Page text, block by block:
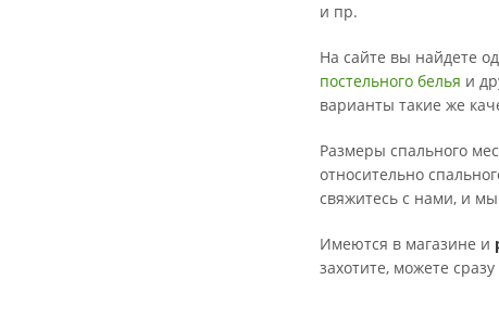
и пр.
На сайте вы найдете
постельного белья и
варианты такие же
Размеры спального
относительно
свяжитесь с нами, и
Имеются в магазине и
захотите, можете